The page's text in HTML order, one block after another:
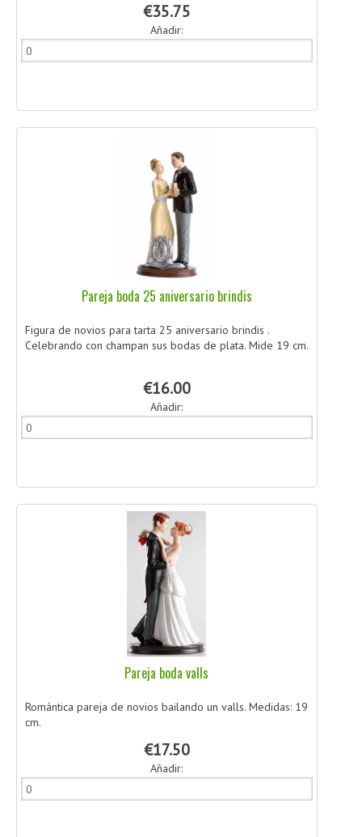
€35.75
Añadir:
Pareja boda 25 aniversario brindis
Figura de novios para tarta 25 aniversario brindis .
Celebrando con champan sus bodas de plata. Mide 19 cm.
€16.00
Añadir:
Pareja boda valls
Romántica pareja de novios bailando un valls. Medidas: 19
cm.
€17.50
Añadir: